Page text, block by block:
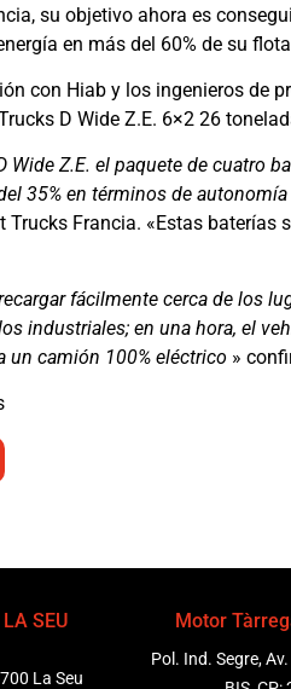
su objetivo ahora es
en más del 60% de su
con Hiab y los ingenieros de
D Wide Z.E. 6×2 26
Wide Z.E. el paquete de cuatro
35% en términos de
Trucks Francia. «Estas baterías
fácilmente cerca de los
industriales; en una hora, el
un camión 100% eléctrico »
SEU
La Seu
Motor
Pol. Ind. Segre,